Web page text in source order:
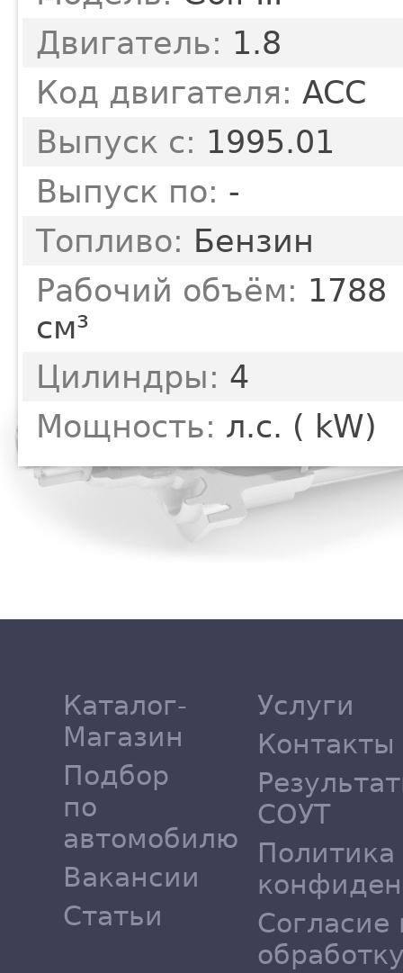
Двигатель: 1.8
Код двигателя: ACC
Выпуск с: 1995.01
Выпуск по: -
Топливо: Бензин
Рабочий объём: 1788
см³
Цилиндры: 4
Мощность: л.с. ( kW)
Каталог-
Магазин
Подбор
по
автомобилю
Вакансии
Статьи
Услуги
Контакты
СОУТ
Политика
Согласие